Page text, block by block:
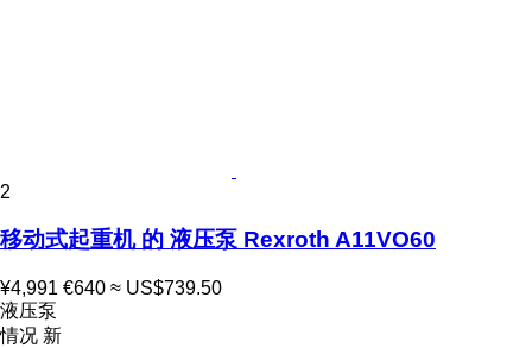
2
移动式起重机 的 液压泵 Rexroth A11VO60
¥4,991 €640 ≈ US$739.50
液压泵
情况 新